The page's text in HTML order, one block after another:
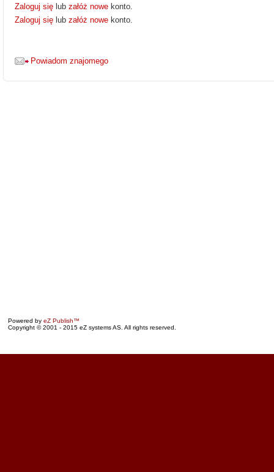
Zaloguj się lub załóż nowe konto.
Zaloguj się lub załóż nowe konto.
Powiadom znajomego
Powered by eZ Publish™
Copyright © 2001 - 2015 eZ systems AS. All rights reserved.